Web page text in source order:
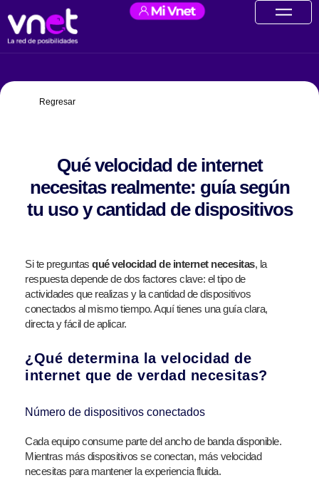
Regresar
Qué velocidad de internet
necesitas realmente: guía según
tu uso y cantidad de dispositivos
Si te preguntas qué velocidad de internet necesitas, la
respuesta depende de dos factores clave: el tipo de
actividades que realizas y la cantidad de dispositivos
conectados al mismo tiempo. Aquí tienes una guía clara,
directa y fácil de aplicar.
¿Qué determina la velocidad de
internet que de verdad necesitas?
Número de dispositivos conectados
Cada equipo consume parte del ancho de banda disponible.
Mientras más dispositivos se conectan, más velocidad
necesitas para mantener la experiencia fluida.